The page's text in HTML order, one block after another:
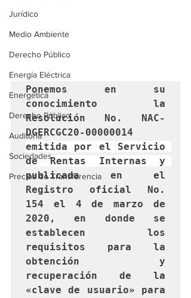
Jurídico
Medio Ambiente
Derecho Público
Energía Eléctrica
Energética
Derecho Público
Auditoría
Sociedades
Precios de Transferencia
Ponemos en su
conocimiento la
Resolución No. NAC-
emitida por el Servicio
publicada en el
Registro oficial No.
154 el 4 de marzo de
2020, en donde se
establecen los
requisitos para la
obtención y
recuperación de la
«clave de usuario» para